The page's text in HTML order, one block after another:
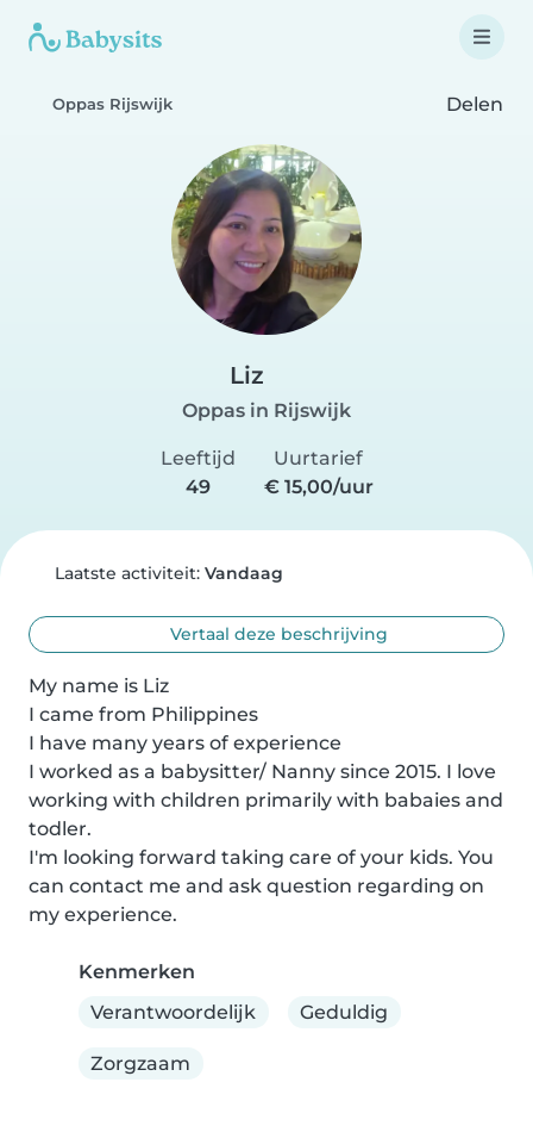
Oppas Rijswijk Delen
Liz
Oppas in Rijswijk
Leeftijd
49
Uurtarief
€ 15,00/uur
Laatste activiteit: Vandaag
Vertaal deze beschrijving
My name is Liz
I came from Philippines
I have many years of experience
I worked as a babysitter/ Nanny since 2015. I love
working with children primarily with babaies and
todler.
I'm looking forward taking care of your kids. You
can contact me and ask question regarding on
my experience.
Kenmerken
Verantwoordelijk
Geduldig
Zorgzaam